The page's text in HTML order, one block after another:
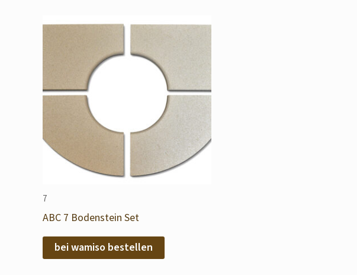
7
ABC 7 Bodenstein Set
bei wamiso bestellen